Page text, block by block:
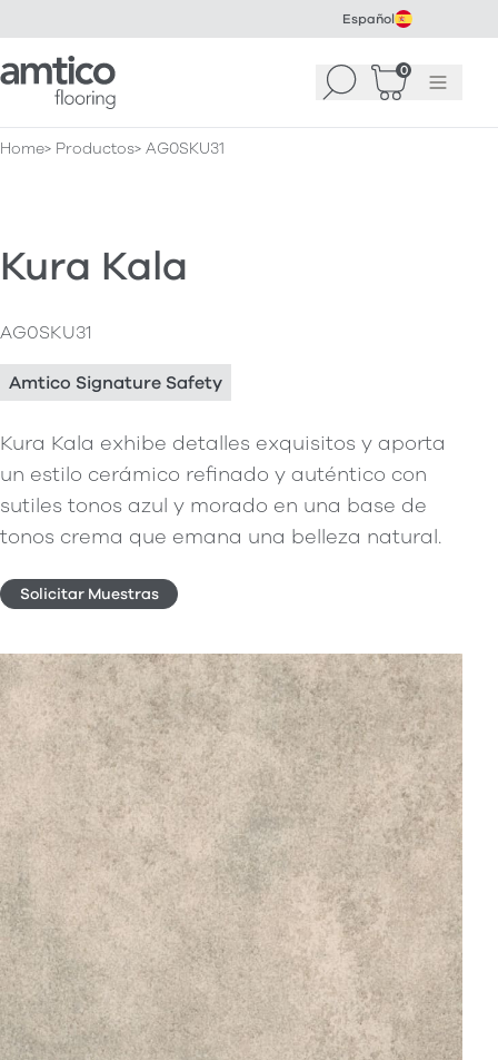
Español
Amtico Flooring Buscar 0
Cesta (0)
Menú
Home Productos AG0SKU31
Kura Kala
AG0SKU31
Amtico Signature Safety
Kura Kala exhibe detalles exquisitos y aporta
un estilo cerámico refinado y auténtico con
sutiles tonos azul y morado en una base de
tonos crema que emana una belleza natural.
Solicitar Muestras